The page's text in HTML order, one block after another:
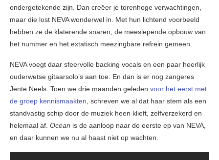
ondergetekende zijn. Dan creëer je torenhoge verwachtingen,
maar die lost NEVA wonderwel in. Met hun lichtend voorbeeld
hebben ze de klaterende snaren, de meeslepende opbouw van
het nummer en het extatisch meezingbare refrein gemeen.
NEVA voegt daar sfeervolle backing vocals en een paar heerlijk
ouderwetse gitaarsolo’s aan toe. En dan is er nog zangeres
Jente Neels. Toen we drie maanden geleden voor het eerst met
de groep kennismaakten, schreven we al dat haar stem als een
standvastig schip door de muziek heen klieft, zelfverzekerd en
helemaal af. Ocean is de aanloop naar de eerste ep van NEVA,
en daar kunnen we nu al haast niet op wachten.